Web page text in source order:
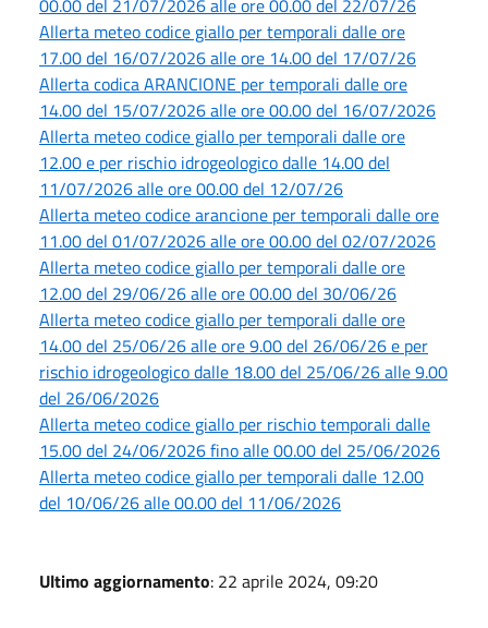
00.00 del 21/07/2026 alle ore 00.00 del 22/07/26
Allerta meteo codice giallo per temporali dalle ore
17.00 del 16/07/2026 alle ore 14.00 del 17/07/26
Allerta codica ARANCIONE per temporali dalle ore
14.00 del 15/07/2026 alle ore 00.00 del 16/07/2026
Allerta meteo codice giallo per temporali dalle ore
12.00 e per rischio idrogeologico dalle 14.00 del
11/07/2026 alle ore 00.00 del 12/07/26
Allerta meteo codice arancione per temporali dalle ore
11.00 del 01/07/2026 alle ore 00.00 del 02/07/2026
Allerta meteo codice giallo per temporali dalle ore
12.00 del 29/06/26 alle ore 00.00 del 30/06/26
Allerta meteo codice giallo per temporali dalle ore
14.00 del 25/06/26 alle ore 9.00 del 26/06/26 e per
rischio idrogeologico dalle 18.00 del 25/06/26 alle 9.00
del 26/06/2026
Allerta meteo codice giallo per rischio temporali dalle
15.00 del 24/06/2026 fino alle 00.00 del 25/06/2026
Allerta meteo codice giallo per temporali dalle 12.00
del 10/06/26 alle 00.00 del 11/06/2026
Ultimo aggiornamento: 22 aprile 2024, 09:20